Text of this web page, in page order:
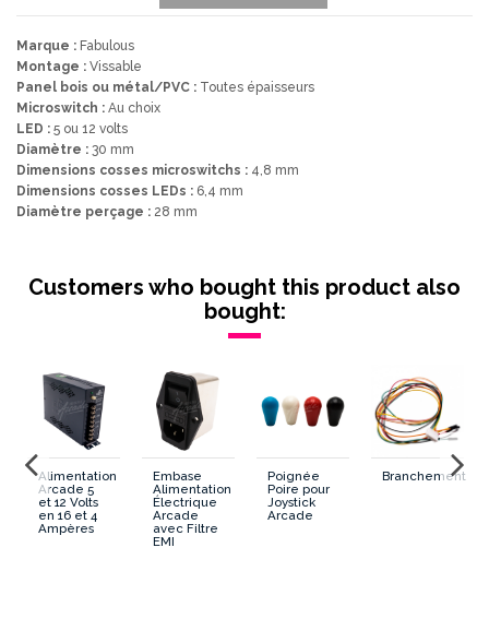
Marque : Fabulous
Montage : Vissable
Panel bois ou métal/PVC : Toutes épaisseurs
Microswitch : Au choix
LED : 5 ou 12 volts
Diamètre : 30 mm
Dimensions cosses microswitchs : 4,8 mm
Dimensions cosses LEDs : 6,4 mm
Diamètre perçage : 28 mm
Montage Vissable
30 mm
Forme Generale
Forme Poussoir
Dimension cosses Microswitch 4.8 mm
Diametre percage
Customers who bought this product also
bought:
Alimentation
Arcade 5
et 12 Volts
en 16 et 4
Ampères
Embase
Alimentation
Électrique
Arcade
avec Filtre
EMI
Poignée
Poire pour
Joystick
Arcade
Branchement